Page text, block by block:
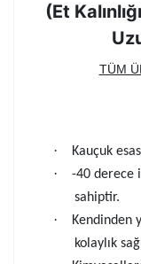
(Et
TÜM
· Kauçuk
·
-40 derece
sahiptir.
·
Kendinden
kolaylık